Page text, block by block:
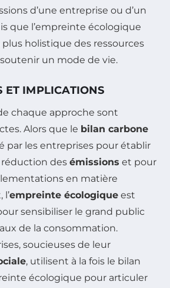
d’une entreprise ou d’un
que l’empreinte écologique
holistique des ressources
un mode de vie.
ET IMPLICATIONS
chaque approche sont
Alors que le bilan carbone
par les entreprises pour établir
des émissions et pour
en matière
empreinte écologique est
sensibiliser le grand public
de la consommation.
soucieuses de leur
, utilisent à la fois le bilan
écologique pour articuler